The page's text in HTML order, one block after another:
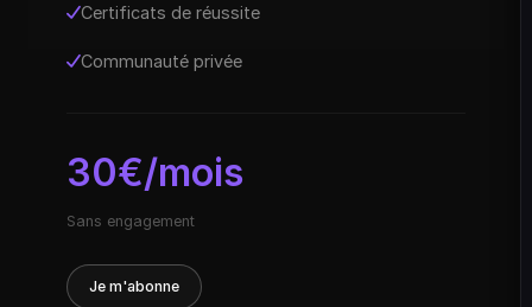
Certificats de réussite
Communauté privée
30€/mois
Sans engagement
Je m'abonne